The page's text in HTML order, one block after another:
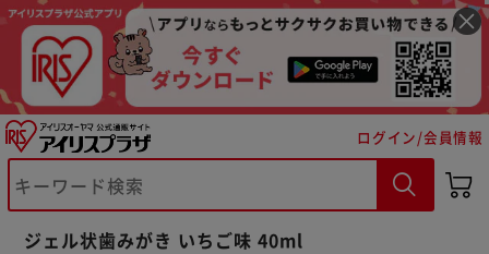
ログイン/会員情報
ジェル状歯みがき いちご味 40ml
※ご確認ください